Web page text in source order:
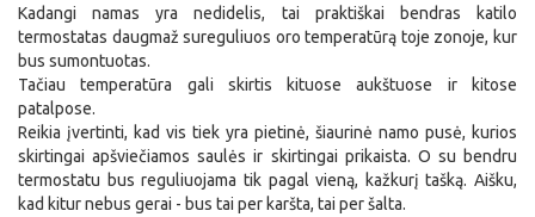
Kadangi namas yra nedidelis, tai praktiškai bendras katilo
termostatas daugmaž sureguliuos oro temperatūrą toje zonoje, kur
bus sumontuotas.
Tačiau temperatūra gali skirtis kituose aukštuose ir kitose
patalpose.
Reikia įvertinti, kad vis tiek yra pietinė, šiaurinė namo pusė, kurios
skirtingai apšviečiamos saulės ir skirtingai prikaista. O su bendru
termostatu bus reguliuojama tik pagal vieną, kažkurį tašką. Aišku,
kad kitur nebus gerai - bus tai per karšta, tai per šalta.